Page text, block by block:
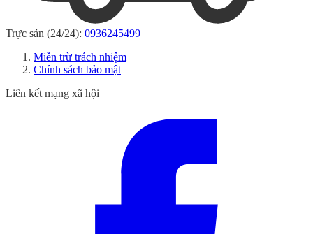
Trực sản (24/24): 0936245499
Miễn trừ trách nhiệm
Chính sách bảo mật
Liên kết mạng xã hội